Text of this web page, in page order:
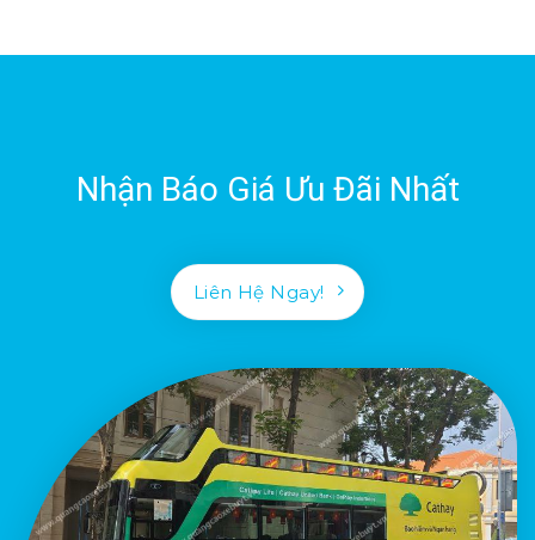
Nhận Báo Giá Ưu Đãi Nhất
Liên Hệ Ngay!